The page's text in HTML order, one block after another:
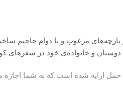
6 نفره با استفاده از پارچه‌های مرغوب
و خانواده‌ی خود در سفرهای کوتاه و بلند مدت،
ارایه شده است که به شما اجازه